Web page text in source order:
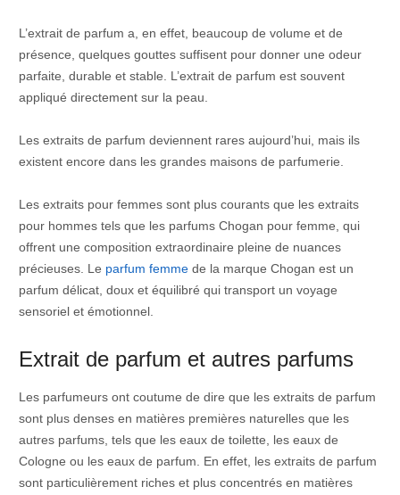
L’extrait de parfum a, en effet, beaucoup de volume et de
présence, quelques gouttes suffisent pour donner une odeur
parfaite, durable et stable. L’extrait de parfum est souvent
appliqué directement sur la peau.
Les extraits de parfum deviennent rares aujourd’hui, mais ils
existent encore dans les grandes maisons de parfumerie.
Les extraits pour femmes sont plus courants que les extraits
pour hommes tels que les parfums Chogan pour femme, qui
offrent une composition extraordinaire pleine de nuances
précieuses. Le parfum femmede la marque Chogan est un
parfum délicat, doux et équilibré qui transport un voyage
sensoriel et émotionnel.
Extrait de parfum et autres parfums
Les parfumeurs ont coutume de dire que les extraits de parfum
sont plus denses en matières premières naturelles que les
autres parfums, tels que les eaux de toilette, les eaux de
Cologne ou les eaux de parfum. En effet, les extraits de parfum
sont particulièrement riches et plus concentrés en matières